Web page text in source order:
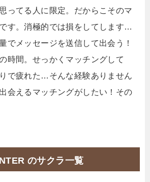
ってる人に限定。だからこそのマ
す。消極的では損をしてします…
でメッセージを送信して出会う！
時間。せっかくマッチングして
で疲れた…そんな経験ありません
会えるマッチングがしたい！その
のサクラ一覧